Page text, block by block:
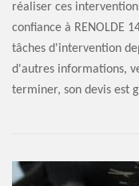
réaliser ces
confiance à RENOLDE
tâches d'intervention
d'autres informations,
terminer, son devis est